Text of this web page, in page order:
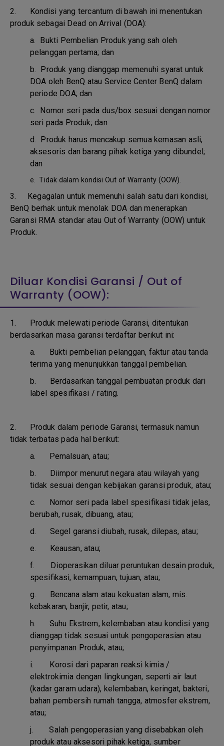
2. Kondisi yang tercantum di bawah ini menentukan
produk sebagai Dead on Arrival (DOA):
a. Bukti Pembelian Produk yang sah oleh
pelanggan pertama; dan
b. Produk yang dianggap memenuhi syarat untuk
DOA oleh BenQ atau Service Center BenQ dalam
periode DOA; dan
c. Nomor seri pada dus/box sesuai dengan nomor
seri pada Produk; dan
d. Produk harus mencakup semua kemasan asli,
aksesoris dan barang pihak ketiga yang dibundel;
dan
e.Tidak dalam kondisi Out of Warranty (OOW).
3. Kegagalan untuk memenuhi salah satu dari kondisi,
BenQ berhak untuk menolak DOA dan menerapkan
Garansi RMA standar atau Out of Warranty (OOW) untuk
Produk.
Diluar Kondisi Garansi / Out of
Warranty (OOW):
1. Produk melewati periode Garansi, ditentukan
berdasarkan masa garansi terdaftar berikut ini:
a. Bukti pembelian pelanggan, faktur atau tanda
terima yang menunjukkan tanggal pembelian.
b. Berdasarkan tanggal pembuatan produk dari
label spesifikasi / rating.
2. Produk dalam periode Garansi, termasuk namun
tidak terbatas pada hal berikut:
a. Pemalsuan, atau;
b. Diimpor menurut negara atau wilayah yang
tidak sesuai dengan kebijakan garansi produk, atau;
c. Nomor seri pada label spesifikasi tidak jelas,
berubah, rusak, dibuang, atau;
d. Segel garansi diubah, rusak, dilepas, atau;
e. Keausan, atau;
f. Dioperasikan diluar peruntukan desain produk,
spesifikasi, kemampuan, tujuan, atau;
g. Bencana alam atau kekuatan alam, mis.
kebakaran, banjir, petir, atau;
h. Suhu Ekstrem, kelembaban atau kondisi yang
dianggap tidak sesuai untuk pengoperasian atau
penyimpanan Produk, atau;
i. Korosi dari paparan reaksi kimia /
elektrokimia dengan lingkungan, seperti air laut
(kadar garam udara), kelembaban, keringat, bakteri,
bahan pembersih rumah tangga, atmosfer ekstrem,
atau;
j.Salah pengoperasian yang disebabkan oleh
produk atau aksesori pihak ketiga, sumber